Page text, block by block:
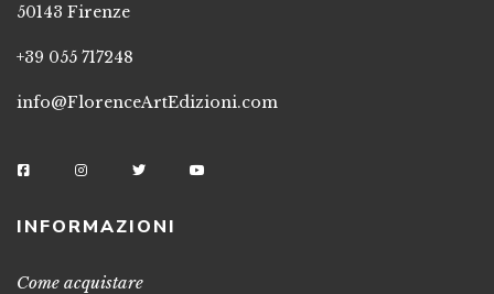
50143 Firenze
+39 055 717248
info@FlorenceArtEdizioni.com
INFORMAZIONI
Come acquistare